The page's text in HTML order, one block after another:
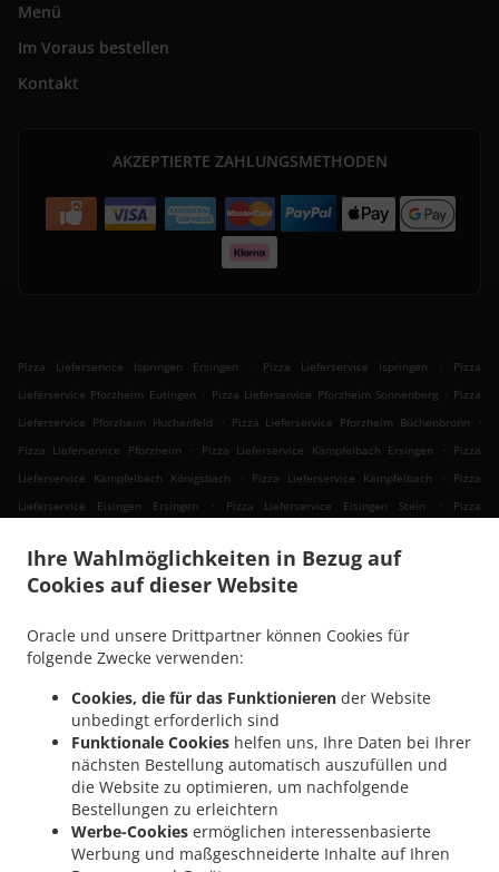
Ihre Wahlmöglichkeiten in Bezug auf
Cookies auf dieser Website
Oracle und unsere Drittpartner können Cookies für
folgende Zwecke verwenden:
Cookies, die für das Funktionieren der Website
unbedingt erforderlich sind
Funktionale Cookies helfen uns, Ihre Daten bei Ihrer
nächsten Bestellung automatisch auszufüllen und
die Website zu optimieren, um nachfolgende
Bestellungen zu erleichtern
Werbe-Cookies ermöglichen interessenbasierte
Werbung und maßgeschneiderte Inhalte auf Ihren
Menü
Im Voraus bestellen
Kontakt
AKZEPTIERTE ZAHLUNGSMETHODEN
Pizza Lieferservice Ispringen Ersingen . Pizza Lieferservice Ispringen .
Pizza
Lieferservice Pforzheim Eutingen . Pizza Lieferservice Pforzheim Sonnenberg . Pizza
Lieferservice Pforzheim Huchenfeld
. Pizza Lieferservice Pforzheim Büchenbronn
.
Pizza Lieferservice Pforzheim
. Pizza Lieferservice Kämpfelbach Ersingen . Pizza
Lieferservice Kämpfelbach Königsbach
. Pizza Lieferservice Kämpfelbach .
Pizza
Lieferservice Eisingen Ersingen
. Pizza Lieferservice Eisingen Stein .
Pizza
Lieferservice Birkenfeld . Pizza Lieferservice Keltern Dietlingen . Pizza Lieferservice
Keltern Ellmendingen
Pizza Lieferservice Keltern
Pizza Lieferservice Königsbach-Stein Königsbach . Pizza Lieferservice Königsbach-Stein
Königsbach-Stein . Pizza Lieferservice Remchingen Wilferdingen . Pizza Lieferservice
Remchingen Königsbach
Pizza Lieferservice Remchingen Nöttingen
Lieferservice Remchingen
. Pizza Lieferservice Ölbronn-Dürrn Bauschlott
Lieferservice Ölbronn-Dürrn Ölbronn
. Pizza Lieferservice Ölbronn-Dürrn
Lieferservice Kieselbronn Eutingen
. Pizza Lieferservice Kieselbronn
Lieferservice Straubenhardt
. Pizza Lieferservice Neuenbürg Arnbach
Lieferservice Neuenbürg
. Pizza Lieferservice Niefern-Öschelbronn Niefern .